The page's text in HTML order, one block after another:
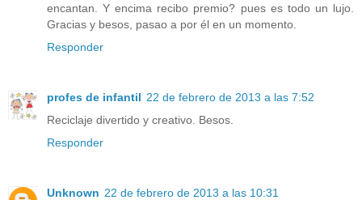
encantan. Y encima recibo premio? pues es todo un lujo.
Gracias y besos, pasao a por él en un momento.
Responder
profes de infantil 22 de febrero de 2013 a las 7:52
Reciclaje divertido y creativo. Besos.
Responder
Unknown 22 de febrero de 2013 a las 10:31